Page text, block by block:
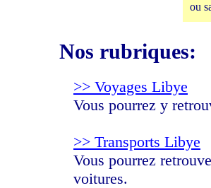
ou
Nos rubriques:
>> Voyages Libye
Vous pourrez y
>> Transports Libye
Vous pourrez
voitures.